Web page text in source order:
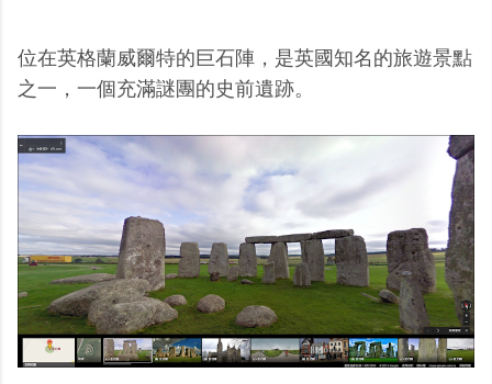
位在英格蘭威爾特的巨石陣，是英國知名的旅遊景點
之一，一個充滿謎團的史前遺跡。